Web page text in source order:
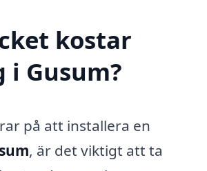
kostar
i Gusum?
på att installera en
, är det viktigt att ta